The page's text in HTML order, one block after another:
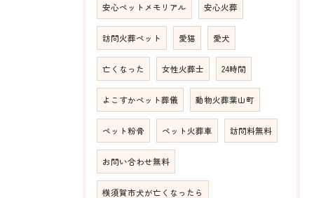
安心ペットメモリアル 安心火葬
訪問火葬ペット 愛猫 愛犬
亡くなった 女性火葬士 24時間
よこすかペット葬儀 動物火葬葉山町
ペット粉骨 ペット火葬車 訪問料無料
お問い合わせ無料
横須賀市犬が亡くなったら